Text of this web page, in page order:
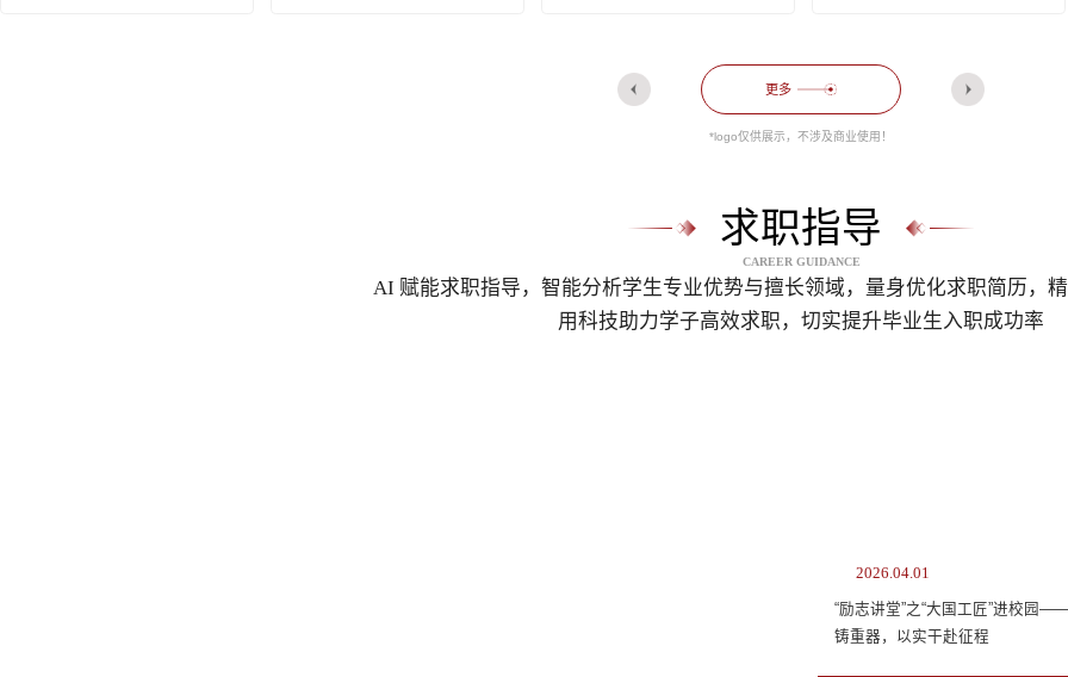
更多
*logo仅供展示，不涉及商业使用！
求职指导
CAREER GUIDANCE
AI 赋能求职指导，智能分析学生专业优势与擅长领域，量身优化求职简历，精
用科技助力学子高效求职，切实提升毕业生入职成功率
2026.04.01
“励志讲堂”之“大国工匠”进校园
铸重器，以实干赴征程